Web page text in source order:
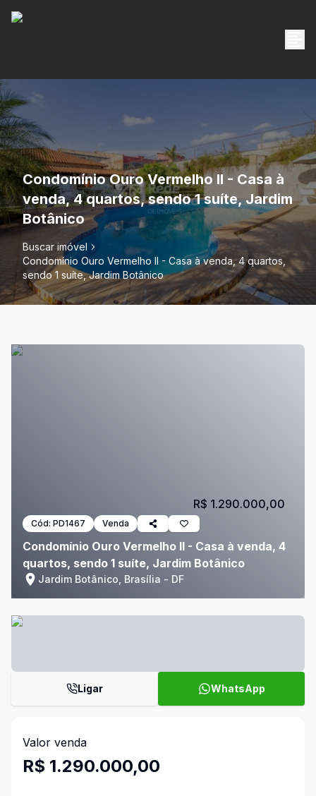
Condomínio Ouro Vermelho II - Casa à
venda, 4 quartos, sendo 1 suíte, Jardim
Botânico
Buscar imóvel
Condomínio Ouro Vermelho II - Casa à venda, 4 quartos,
sendo 1 suíte, Jardim Botânico
Cód: PD1467 Venda
Condomínio Ouro Vermelho II - Casa à venda, 4
quartos, sendo 1 suíte, Jardim Botânico
Jardim Botânico, Brasília - DF
R$ 1.290.000,00
Ligar WhatsApp
Valor venda
R$ 1.290.000,00